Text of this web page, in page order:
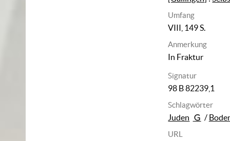
Umfang
VIII, 149 S.
Anmerkung
In Fraktur
Signatur
98 B 82239,1
Schlagwörter
Juden /
URL